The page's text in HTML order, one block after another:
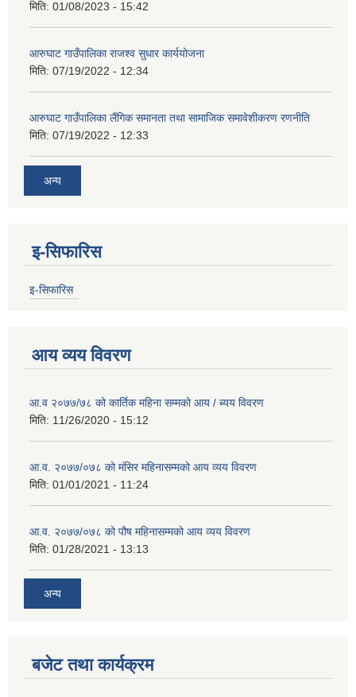
मिति: 01/08/2023 - 15:42
आरुघाट गाउँपालिका राजश्व सुधार कार्ययोजना
मिति: 07/19/2022 - 12:34
आरुघाट गाउँपालिका लैंगिक समानता तथा सामाजिक समावेशीकरण रणनीति
मिति: 07/19/2022 - 12:33
अन्य
इ-सिफारिस
इ-सिफारिस
आय व्यय विवरण
आ.व २०७७/७८ को कार्तिक महिना सम्मको आय / ब्यय विवरण
मिति: 11/26/2020 - 15:12
आ.व. २०७७/०७८ को मंसिर महिनासम्मको आय व्यय विवरण
मिति: 01/01/2021 - 11:24
आ.व. २०७७/०७८ को पौष महिनासम्मको आय व्यय विवरण
मिति: 01/28/2021 - 13:13
अन्य
बजेट तथा कार्यक्रम